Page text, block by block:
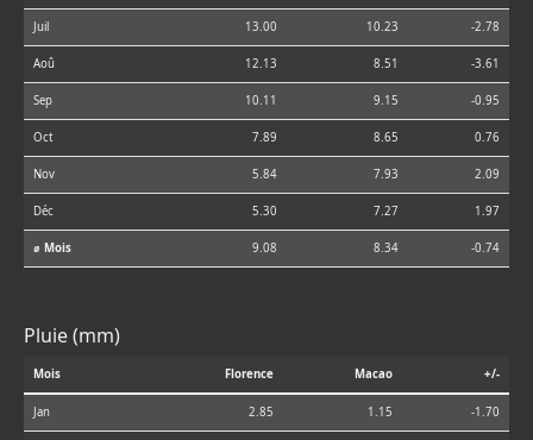
Juil 13.00 10.23 -2.78
Aoû 12.13 8.51 -3.61
Sep 10.11 9.15 -0.95
Oct 7.89 8.65 0.76
Nov 5.84 7.93 2.09
Déc 5.30 7.27 1.97
⌀ Mois 9.08 8.34 -0.74
Pluie (mm)
Mois Florence Macao +/-
Jan 2.85 1.15 -1.70